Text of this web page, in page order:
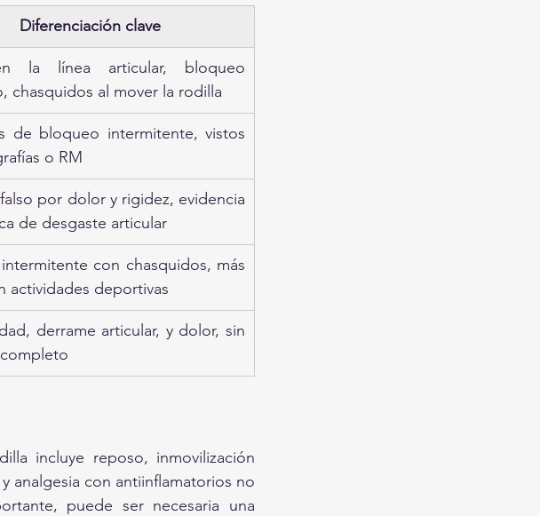
Diferenciación clave
la línea articular, bloqueo
chasquidos al mover la rodilla
de bloqueo intermitente, vistos
o RM
por dolor y rigidez, evidencia
de desgaste articular
con chasquidos, más
actividades deportivas
derrame articular, y dolor, sin
incluye reposo, inmovilización
analgesia con antiinflamatorios no
puede ser necesaria una